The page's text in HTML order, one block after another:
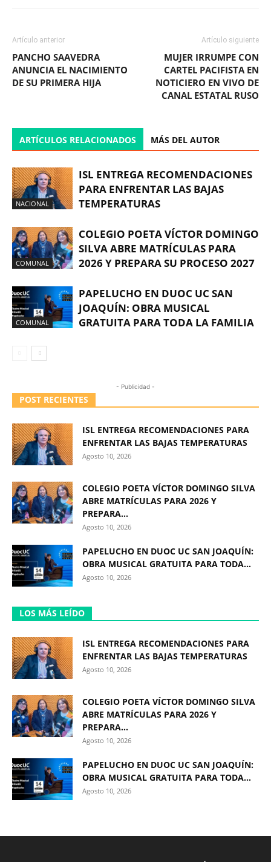
Artículo anterior
PANCHO SAAVEDRA
ANUNCIA EL NACIMIENTO
DE SU PRIMERA HIJA
Artículo siguiente
MUJER IRRUMPE CON
CARTEL PACIFISTA EN
NOTICIERO EN VIVO DE
CANAL ESTATAL RUSO
ARTÍCULOS RELACIONADOS MÁS DEL AUTOR
NACIONAL
ISL ENTREGA RECOMENDACIONES
PARA ENFRENTAR LAS BAJAS
TEMPERATURAS
COMUNAL
COLEGIO POETA VÍCTOR DOMINGO
SILVA ABRE MATRÍCULAS PARA
2026 Y PREPARA SU PROCESO 2027
COMUNAL
PAPELUCHO EN DUOC UC SAN
JOAQUÍN: OBRA MUSICAL
GRATUITA PARA TODA LA FAMILIA
- Publicidad -
POST RECIENTES
ISL ENTREGA RECOMENDACIONES PARA
ENFRENTAR LAS BAJAS TEMPERATURAS
Agosto 10, 2026
COLEGIO POETA VÍCTOR DOMINGO SILVA
ABRE MATRÍCULAS PARA 2026 Y
PREPARA...
Agosto 10, 2026
PAPELUCHO EN DUOC UC SAN JOAQUÍN:
OBRA MUSICAL GRATUITA PARA TODA...
Agosto 10, 2026
LOS MÁS LEÍDO
ISL ENTREGA RECOMENDACIONES PARA
ENFRENTAR LAS BAJAS TEMPERATURAS
Agosto 10, 2026
COLEGIO POETA VÍCTOR DOMINGO SILVA
ABRE MATRÍCULAS PARA 2026 Y
PREPARA...
Agosto 10, 2026
PAPELUCHO EN DUOC UC SAN JOAQUÍN:
OBRA MUSICAL GRATUITA PARA TODA...
Agosto 10, 2026